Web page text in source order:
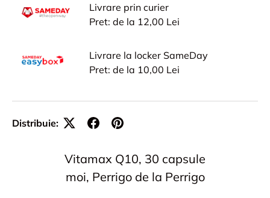
Livrare prin curier
Pret: de la 12,00 Lei
Livrare la locker SameDay
Pret: de la 10,00 Lei
Distribuie:
Vitamax Q10, 30 capsule
moi, Perrigo de la Perrigo